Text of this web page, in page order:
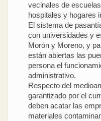
vecinales de
hospitales y hogares
El sistema de
con universidades y
Morón y Moreno, y
están abiertas las
persona el
administrativo.
Respecto del
garantizado por el
deben acatar las
materiales